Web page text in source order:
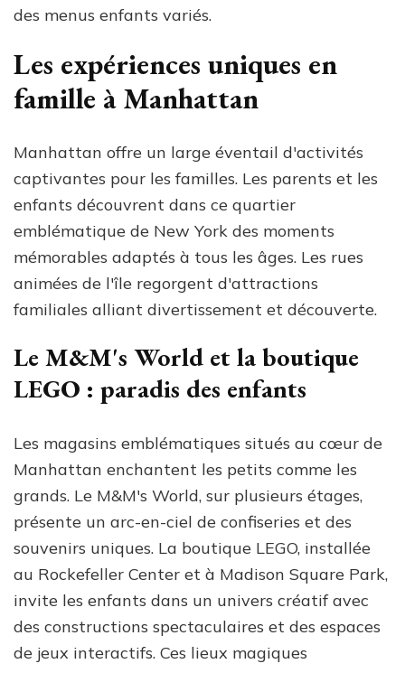
des menus enfants variés.
Les expériences uniques en
famille à Manhattan
Manhattan offre un large éventail d'activités
captivantes pour les familles. Les parents et les
enfants découvrent dans ce quartier
emblématique de New York des moments
mémorables adaptés à tous les âges. Les rues
animées de l'île regorgent d'attractions
familiales alliant divertissement et découverte.
Le M&M's World et la boutique
LEGO : paradis des enfants
Les magasins emblématiques situés au cœur de
Manhattan enchantent les petits comme les
grands. Le M&M's World, sur plusieurs étages,
présente un arc-en-ciel de confiseries et des
souvenirs uniques. La boutique LEGO, installée
au Rockefeller Center et à Madison Square Park,
invite les enfants dans un univers créatif avec
des constructions spectaculaires et des espaces
de jeux interactifs. Ces lieux magiques